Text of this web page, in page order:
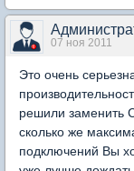
07 ноя 2011
Это очень
решили заменить
сколько же
подключений Вы